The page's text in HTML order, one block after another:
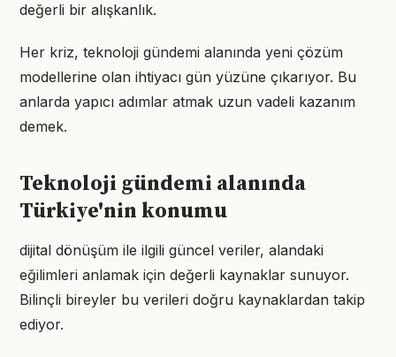
değerli bir alışkanlık.
Her kriz, teknoloji gündemi alanında yeni çözüm
modellerine olan ihtiyacı gün yüzüne çıkarıyor. Bu
anlarda yapıcı adımlar atmak uzun vadeli kazanım
demek.
Teknoloji gündemi alanında
Türkiye'nin konumu
dijital dönüşüm ile ilgili güncel veriler, alandaki
eğilimleri anlamak için değerli kaynaklar sunuyor.
Bilinçli bireyler bu verileri doğru kaynaklardan takip
ediyor.